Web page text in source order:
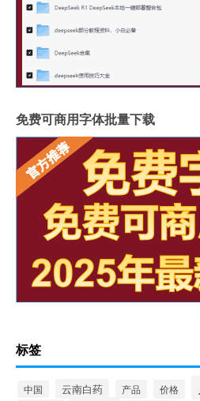
免费可商用字体批量下载
标签
中国 云南白药 产品 价格